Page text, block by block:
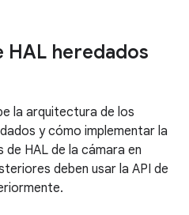
HAL heredados
la arquitectura de los
y cómo implementar la
de HAL de la cámara en
deben usar la API de